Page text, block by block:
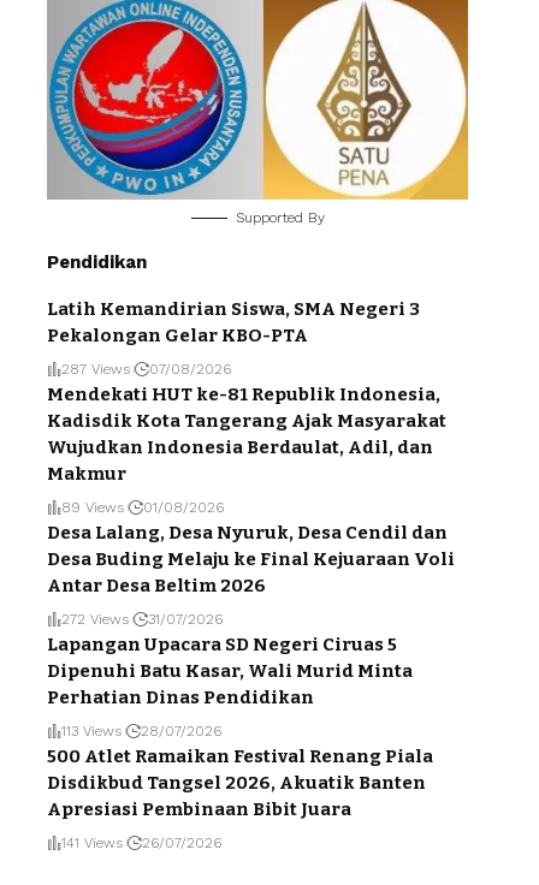
Supported By
Pendidikan
Latih Kemandirian Siswa, SMA Negeri 3
Pekalongan Gelar KBO-PTA
287 Views 07/08/2026
Mendekati HUT ke-81 Republik Indonesia,
Kadisdik Kota Tangerang Ajak Masyarakat
Wujudkan Indonesia Berdaulat, Adil, dan
Makmur
89 Views 01/08/2026
Desa Lalang, Desa Nyuruk, Desa Cendil dan
Desa Buding Melaju ke Final Kejuaraan Voli
Antar Desa Beltim 2026
272 Views 31/07/2026
Lapangan Upacara SD Negeri Ciruas 5
Dipenuhi Batu Kasar, Wali Murid Minta
Perhatian Dinas Pendidikan
113 Views 28/07/2026
500 Atlet Ramaikan Festival Renang Piala
Disdikbud Tangsel 2026, Akuatik Banten
Apresiasi Pembinaan Bibit Juara
141 Views 26/07/2026